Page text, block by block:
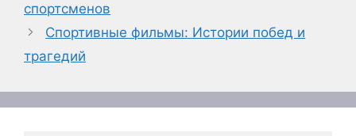
спортсменов
Спортивные фильмы: Истории побед и
трагедий